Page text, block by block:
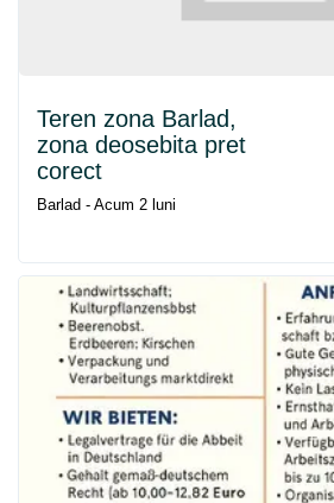
Teren zona Barlad,
zona deosebita pret
corect
Barlad - Acum 2 luni